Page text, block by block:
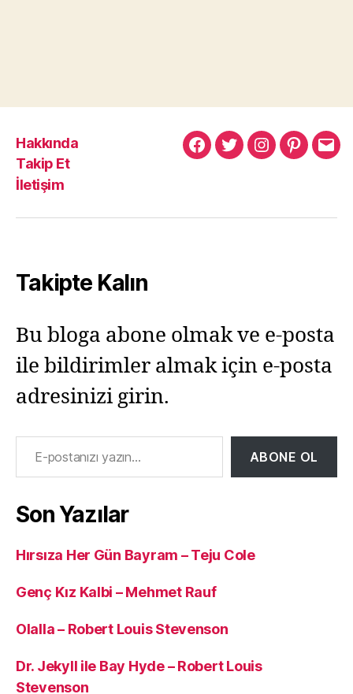
Hakkında
Takip Et
İletişim
MuratMuratMuratPinterest
Takipte Kalın
Bu bloga abone olmak ve e-posta
ile bildirimler almak için e-posta
adresinizi girin.
E-postanızı yazın…
ABONE OL
Son Yazılar
Hırsıza Her Gün Bayram – Teju Cole
Genç Kız Kalbi – Mehmet Rauf
Olalla – Robert Louis Stevenson
Dr. Jekyll ile Bay Hyde – Robert Louis
Stevenson